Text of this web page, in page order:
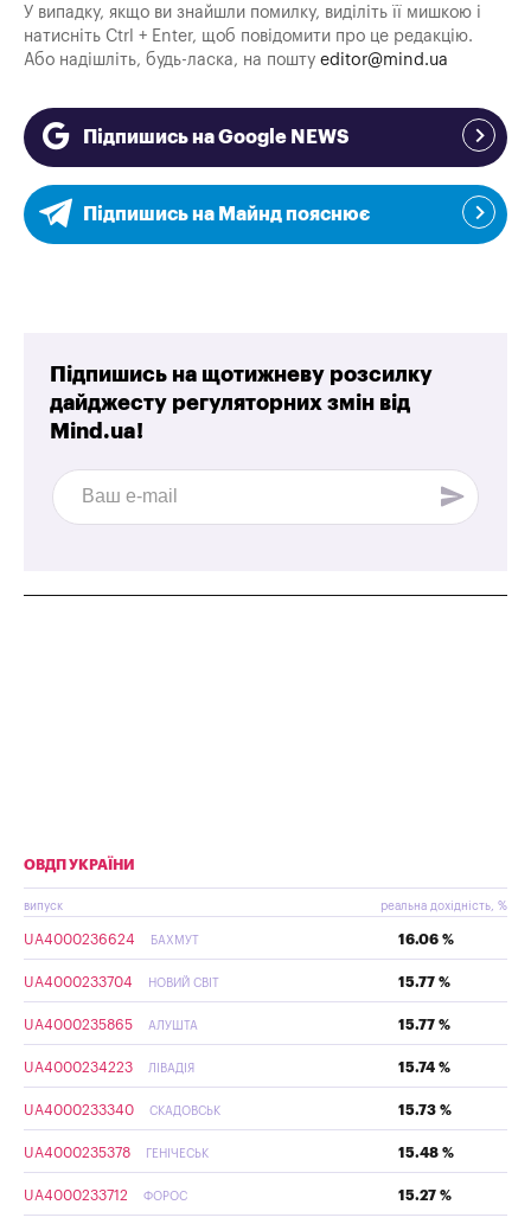
У випадку, якщо ви знайшли помилку, виділіть її мишкою і
натисніть Ctrl + Enter, щоб повідомити про це редакцію.
Або надішліть, будь-ласка, на пошту editor@mind.ua
Підпишись на Google NEWS
Підпишись на Майнд пояснює
Підпишись на щотижневу розсилку
дайджесту регуляторних змін від
Mind.ua!
ОВДП УКРАЇНИ
випуск реальна дохідність, %
UA4000236624 БАХМУТ 16.06 %
UA4000233704 НОВИЙ СВІТ 15.77 %
UA4000235865 АЛУШТА 15.77 %
UA4000234223 ЛІВАДІЯ 15.74 %
UA4000233340 СКАДОВСЬК 15.73 %
UA4000235378 ГЕНІЧЕСЬК 15.48 %
UA4000233712 ФОРОС 15.27 %